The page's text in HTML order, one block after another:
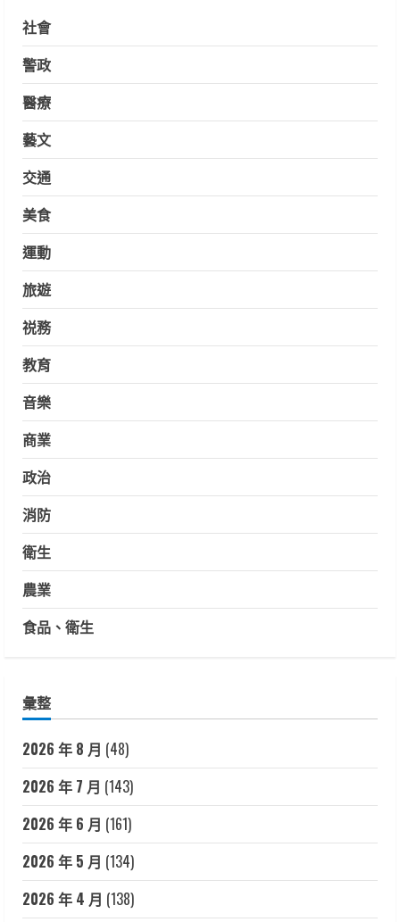
社會
警政
醫療
藝文
交通
美食
運動
旅遊
祱務
教育
音樂
商業
政治
消防
衛生
農業
食品、衛生
彙整
2026 年 8 月 (48)
2026 年 7 月 (143)
2026 年 6 月 (161)
2026 年 5 月 (134)
2026 年 4 月 (138)